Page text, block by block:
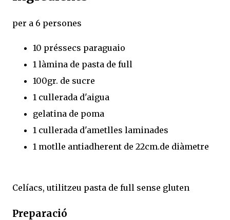
per a 6 persones
10 préssecs paraguaio
1 làmina de pasta de full
100gr. de sucre
1 cullerada d'aigua
gelatina de poma
1 cullerada d'ametlles laminades
1 motlle antiadherent de 22cm.de diàmetre
Celíacs, utilitzeu pasta de full sense gluten
Preparació